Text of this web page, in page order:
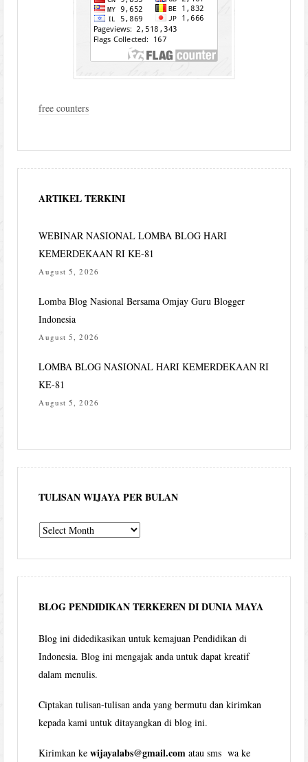
free counters
ARTIKEL TERKINI
WEBINAR NASIONAL LOMBA BLOG HARI
KEMERDEKAAN RI KE-81
August 5, 2026
Lomba Blog Nasional Bersama Omjay Guru Blogger
Indonesia
August 5, 2026
LOMBA BLOG NASIONAL HARI KEMERDEKAAN RI
KE-81
August 5, 2026
TULISAN WIJAYA PER BULAN
Tulisan
per
bulan
BLOG PENDIDIKAN TERKEREN DI DUNIA MAYA
Blog ini didedikasikan untuk kemajuan Pendidikan di
Indonesia. Blog ini mengajak anda untuk dapat kreatif
dalam menulis.
Ciptakan tulisan-tulisan anda yang bermutu dan kirimkan
kepada kami untuk ditayangkan di blog ini.
Kirimkan kewijayalabs@gmail.com atau sms wa ke